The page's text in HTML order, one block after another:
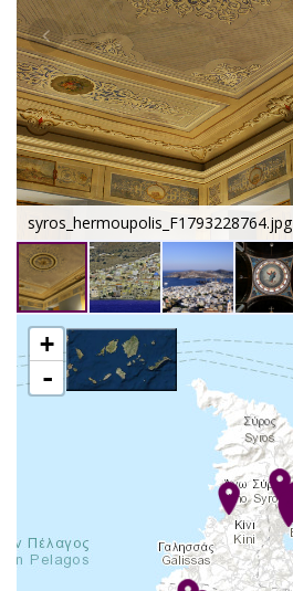
syros_hermoupolis_F1793228764.jpg
+
-